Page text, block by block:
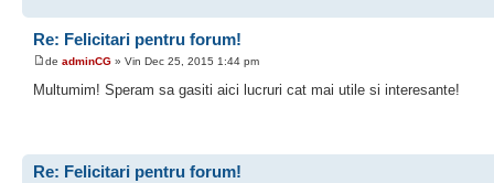
Re: Felicitari pentru forum!
de adminCG » Vin Dec 25, 2015 1:44 pm
Multumim! Speram sa gasiti aici lucruri cat mai utile si interesante!
Re: Felicitari pentru forum!